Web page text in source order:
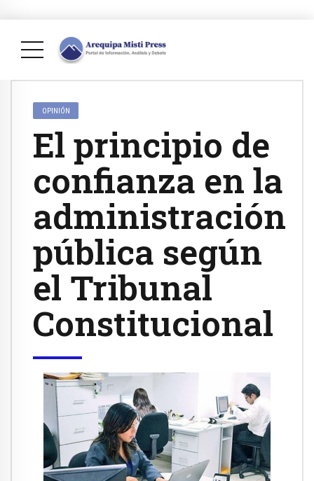
OPINIÓN
El principio de
confianza en la
administración
pública según
el Tribunal
Constitucional